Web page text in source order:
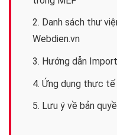
2. Danh sách thư
Webdien.vn
3. Hướng dẫn
4. Ứng dụng thực
5. Lưu ý về bản